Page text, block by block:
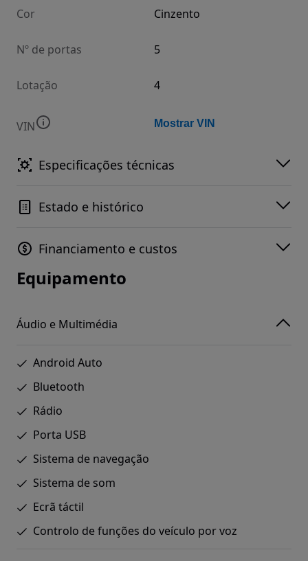
Cor Cinzento
Nº de portas 5
Lotação 4
VIN Mostrar VIN
Especificações técnicas
Estado e histórico
Financiamento e custos
Equipamento
Áudio e Multimédia
Android Auto
Bluetooth
Rádio
Porta USB
Sistema de navegação
Sistema de som
Ecrã táctil
Controlo de funções do veículo por voz